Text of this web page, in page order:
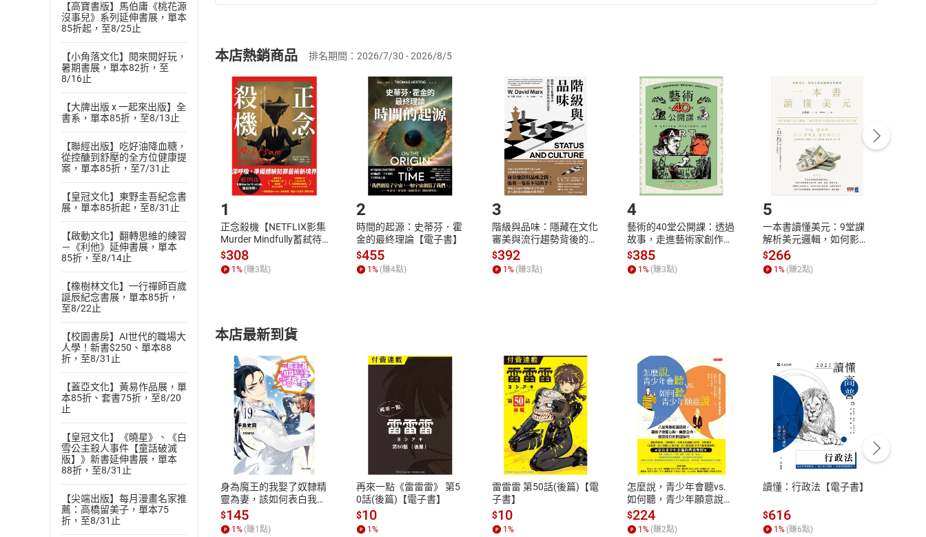
【高寶書版】馬伯庸《桃花源
沒事兒》系列延伸書展，單本
85折起，至8/25止
【小角落文化】閱來閱好玩，
暑期書展，單本82折，至
8/16止
【大牌出版 x 一起來出版】全
書系，單本85折，至8/13止
【聯經出版】吃好油降血糖，
從控醣到舒壓的全方位健康提
案，單本85折，至7/31止
【皇冠文化】東野圭吾紀念書
展，單本85折起，至8/31止
【啟動文化】翻轉思維的練習
－《利他》延伸書展，單本
85折，至8/14止
【橡樹林文化】一行禪師百歲
誕辰紀念書展，單本85折，
至8/22止
【校園書房】AI世代的職場大
人學！新書$250、單本88
折，至8/31止
【蓋亞文化】黃易作品展，單
本85折、套書75折，至8/20
止
【皇冠文化】《曉星》、《白
雪公主殺人事件【童話破滅
版】》新書延伸書展，單本
88折，至8/31止
【尖端出版】每月漫畫名家推
薦：高橋留美子，單本75
折，至8/31止
(一)依消費者保護法第19條第1項後段暨通訊交易解除權合理例外情事適用準則第2條第5款之規定，「非以有形媒介提供之數位
(二)消費者訂購本店鋪之商品即代表知悉本店鋪所銷售之商品為電子書，屬非以有形媒介提供之數位內容，消費者同意若訂購後
且已下載/存取電子書，不得請求退貨退款。
退貨方式：您欲取消訂單或辦理退貨時，請登入樂天市場，並於「我的訂單」中點選「瀏覽訂單明細」
「申請取消訂單/ 退
貨」，本店鋪將依您的申請進行審核，待審核通過後將為您辦理退款事宜。
請注意，樂天市場須以整筆訂單為單位進行取消/退貨，恕無法以單支商品取消/退貨。
挑選商品
Choose
放入購物車
Shopping cart
登入帳號
Login
付款方式
Payment
完成訂單
Complete
購書後，如何開始使用？
Step1.選擇閱讀載具 Step2.登入帳號，下載書籍後看書
付款方式
ATM轉帳、信用卡、LINE PAY、AFTEE
退換貨規範
本店是否提供消費者保護法七日猶豫期
之權利，遽消費者保護法及通訊交易解
除權合理例外情事適用準則，依商品性
質各有不同規定。詳細退換貨說明請參
照各商品說明。
客服資訊
服務時間：週一到週五 10:00-12:00、
13:00-17:00 (國定假日及例假日休息)
客服電話：0080-1857077
本店熱銷商品 排名期間：2026/7/30 - 2026/8/5
1
正念殺機【NETFLIX影集
Murder Mindfully蓄弒待
發】【電子書】
$308
1 % (賺3點)
2
時間的起源：史蒂芬．霍
金的最終理論【電子書】
$455
1 % (賺4點)
3
階級與品味：隱藏在文化
審美與流行趨勢背後的地
位渴望【電子書】
$392
1 % (賺3點)
4
藝術的40堂公開課：透過
故事，走進藝術家創作現
場，看藝術如何誕生、如
何形塑人類生活【電子
書】
$385
1% (賺3點)
5
一本書讀懂美元：9堂課
解析美元邏輯，如何影響
全球經濟和每個人的投資
【電子書】
$266
1% (賺2點)
本店最新到貨
身為魔王的我娶了奴隸精
靈為妻，該如何表白我的
愛？(19)【電子書】
$145
1 % (賺1 點)
再來一點《雷雷雷》 第5
0話(後篇)【電子書】
$10
1 %
雷雷雷 第50話(後篇)【電
子書】
$10
1 %
怎麼說，青少年會聽vs.
如何聽，青少年願意說
【電子書】
$224
1% (賺2點)
讀懂：行政法【電子書】
$616
1% (賺6點)